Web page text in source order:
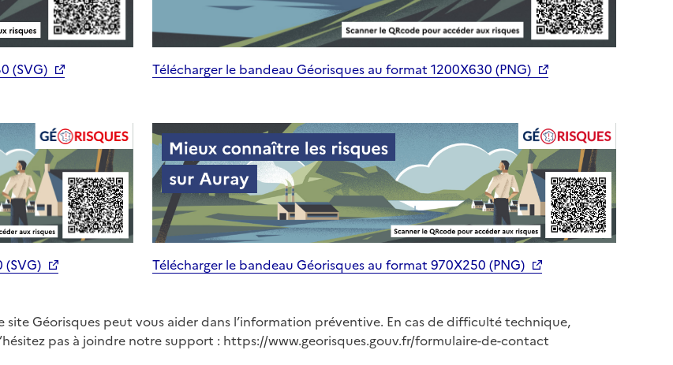
(SVG) Télécharger le bandeau Géorisques au format 1200X630 (PNG)
Télécharger le bandeau Géorisques au format 970X250 (PNG)
site Géorisques peut vous aider dans l’information préventive. En cas de difficulté technique,
pas à joindre notre support : https://www.georisques.gouv.fr/formulaire-de-contact